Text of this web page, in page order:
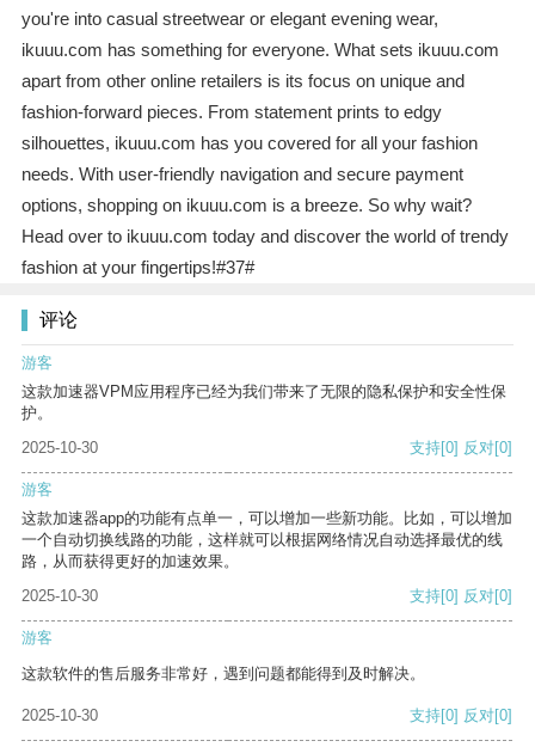
you're into casual streetwear or elegant evening wear,
ikuuu.com has something for everyone. What sets ikuuu.com
apart from other online retailers is its focus on unique and
fashion-forward pieces. From statement prints to edgy
silhouettes, ikuuu.com has you covered for all your fashion
needs. With user-friendly navigation and secure payment
options, shopping on ikuuu.com is a breeze. So why wait?
Head over to ikuuu.com today and discover the world of trendy
fashion at your fingertips!#37#
评论
游客
这款加速器VPM应用程序已经为我们带来了无限的隐私保护和安全性保
护。
2025-10-30
支持[0] 反对[0]
游客
这款加速器app的功能有点单一，可以增加一些新功能。比如，可以增加
一个自动切换线路的功能，这样就可以根据网络情况自动选择最优的线
路，从而获得更好的加速效果。
2025-10-30
支持[0] 反对[0]
游客
这款软件的售后服务非常好，遇到问题都能得到及时解决。
2025-10-30 支持[0] 反对[0]